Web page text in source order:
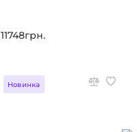
11748грн.
Новинка